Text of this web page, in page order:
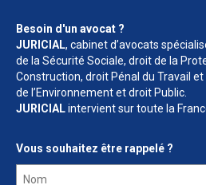
Besoin d'un avocat ?
JURICIAL, cabinet d’avocats
de la Sécurité Sociale, droit de la
Construction, droit Pénal du Travail
de l’Environnement et droit Public.
JURICIALintervient sur toute la
Vous souhaitez être rappelé ?